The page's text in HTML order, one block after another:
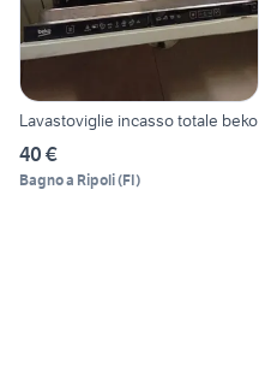
Lavastoviglie incasso totale beko
40 €
Bagno a Ripoli(FI)